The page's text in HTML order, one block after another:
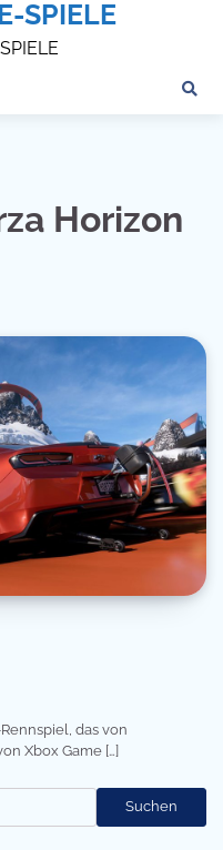
SPIELE
Horizon
das von
Xbox Game […]
Suchen